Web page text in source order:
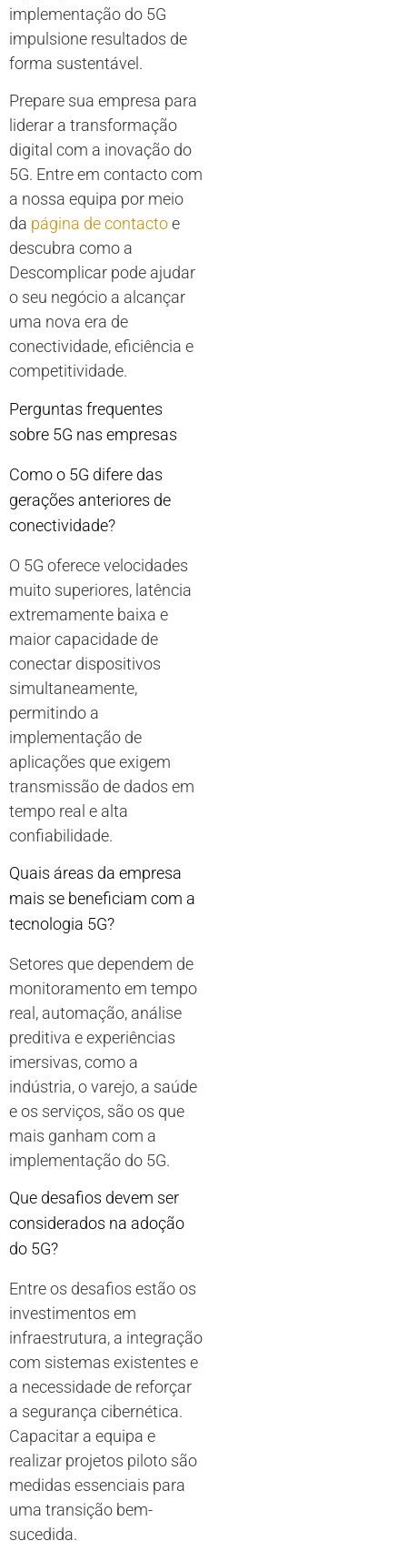
implementação do 5G
impulsione resultados de
forma sustentável.
Prepare sua empresa para
liderar a transformação
digital com a inovação do
5G. Entre em contacto com
a nossa equipa por meio
da página de contactoe
descubra como a
Descomplicar pode ajudar
o seu negócio a alcançar
uma nova era de
conectividade, eficiência e
competitividade.
Perguntas frequentes
sobre 5G nas empresas
Como o 5G difere das
gerações anteriores de
conectividade?
O 5G oferece velocidades
muito superiores, latência
extremamente baixa e
maior capacidade de
conectar dispositivos
simultaneamente,
permitindo a
implementação de
aplicações que exigem
transmissão de dados em
tempo real e alta
confiabilidade.
Quais áreas da empresa
mais se beneficiam com a
tecnologia 5G?
Setores que dependem de
monitoramento em tempo
real, automação, análise
preditiva e experiências
imersivas, como a
indústria, o varejo, a saúde
e os serviços, são os que
mais ganham com a
implementação do 5G.
Que desafios devem ser
considerados na adoção
do 5G?
Entre os desafios estão os
investimentos em
infraestrutura, a integração
com sistemas existentes e
a necessidade de reforçar
a segurança cibernética.
Capacitar a equipa e
realizar projetos piloto são
medidas essenciais para
uma transição bem-
sucedida.